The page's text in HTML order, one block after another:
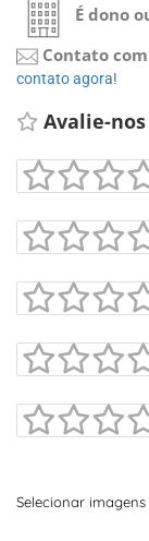
É dono
Contato
contato agora!
Avalie-
Selecionar imagens